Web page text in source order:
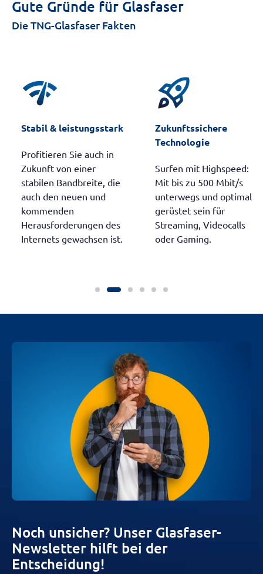
Gute Gründe für Glasfaser
Die TNG-Glasfaser Fakten
network_check
Stabil & leistungsstark
Profitieren Sie auch in
Zukunft von einer
stabilen Bandbreite, die
auch den neuen und
kommenden
Herausforderungen des
Internets gewachsen ist.
rocket_launch
Zukunftssichere
Technologie
Surfen mit Highspeed:
Mit bis zu 500 Mbit/s
unterwegs und optimal
gerüstet sein für
Streaming, Videocalls
oder Gaming.
Noch unsicher? Unser Glasfaser-
Newsletter hilft bei der
Entscheidung!